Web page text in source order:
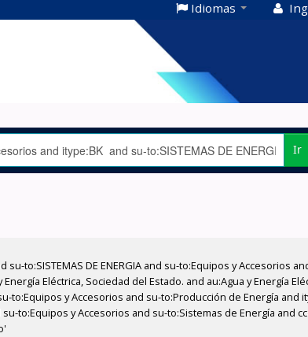
Idiomas
Ir
to:SISTEMAS DE ENERGIA and su-to:Equipos y Accesorios
Eléctrica, Sociedad del Estado. and au:Agua y Energía
to:Equipos y Accesorios and su-to:Producción de Energía and
to:Equipos y Accesorios and su-to:Sistemas de Energía and